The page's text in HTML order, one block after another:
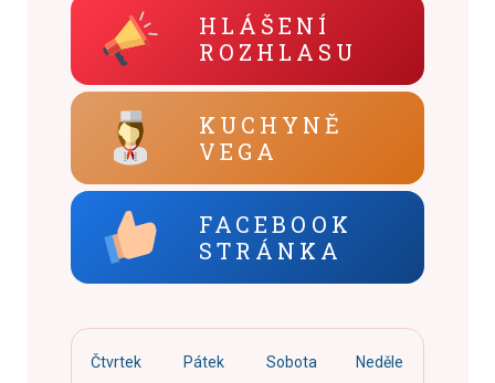
HLÁŠENÍ
ROZHLASU
KUCHYNĚ
VEGA
FACEBOOK
STRÁNKA
Čtvrtek Pátek Sobota Neděle